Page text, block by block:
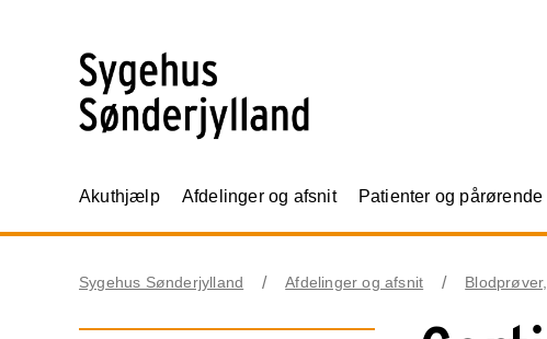
Akuthjælp Afdelinger og afsnit Patienter og pårørende
Sygehus Sønderjylland Afdelinger og afsnit